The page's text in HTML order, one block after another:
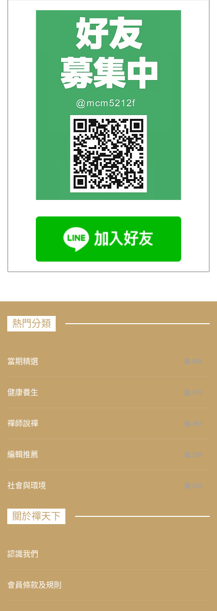
熱門分類
當期精選 658
健康養生 276
禪師說禪 267
編輯推薦 236
社會與環境 235
關於禪天下
認識我們
會員條款及規則